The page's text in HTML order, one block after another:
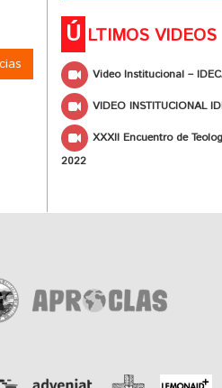
Ú LTIMOS VIDEOS
Video Institucional –
VIDEO INSTITUCIONAL
XXXII Encuentro de
2022